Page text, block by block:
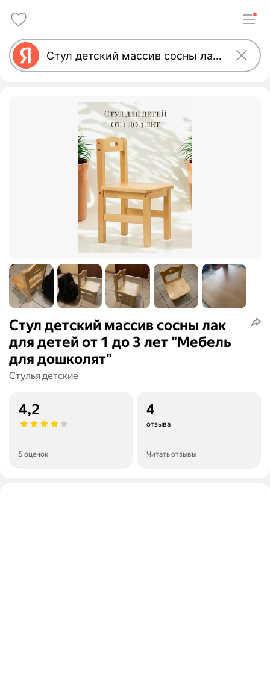
Стул детский массив сосны лак
для детей от 1 до 3 лет "Мебель
для дошколят"
Стулья детские
4,2
5 оценок
4
отзыва
Читать отзывы